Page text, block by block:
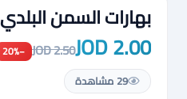
بهارات السمن البلدي
2.00 JOD
2.50 JOD
−20%
29 مشاهدة